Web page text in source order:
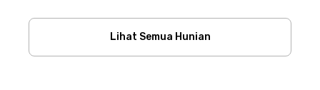
Lihat Semua Hunian